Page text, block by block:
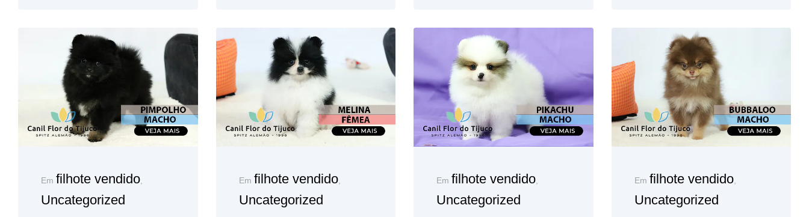
Em filhote vendido,
Uncategorized
Em filhote vendido,
Uncategorized
Em filhote vendido,
Uncategorized
Em filhote vendido,
Uncategorized